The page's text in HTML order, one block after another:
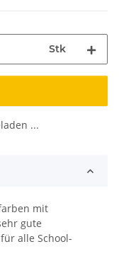
Stk
...
mit
gute
alle School-